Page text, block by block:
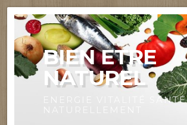
BIEN ETRE
NATUREL
ENERGIE VITALITÉ SANTÉ